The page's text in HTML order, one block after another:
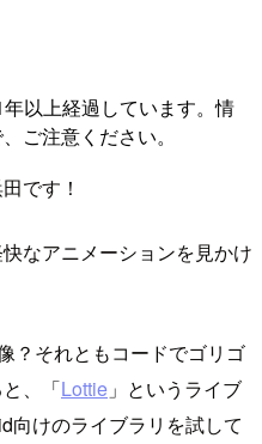
以上経過しています。情
ご注意ください。
です！
なアニメーションを見かけ
？それともコードでゴリゴ
、「Lottie 」というライブ
向けのライブラリを試して